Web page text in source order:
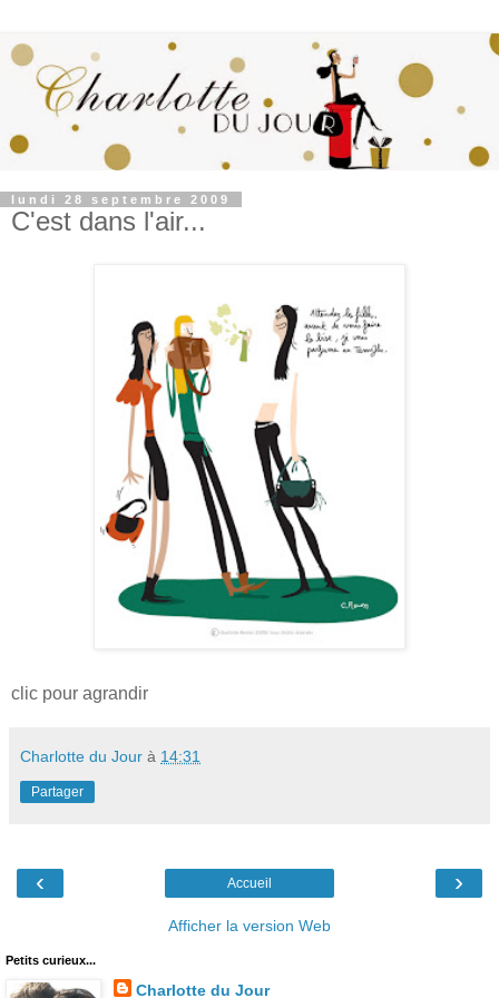
lundi 28 septembre 2009
C'est dans l'air...
clic pour agrandir
Charlotte du Jour à 14:31
Partager
‹ ›
Accueil
Afficher la version Web
Petits curieux...
Charlotte du Jour